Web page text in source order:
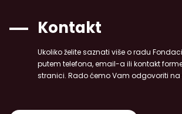
Kontakt
Ukoliko želite saznati više o radu
putem telefona, email-a ili kontakt
stranici. Rado ćemo Vam odgovoriti